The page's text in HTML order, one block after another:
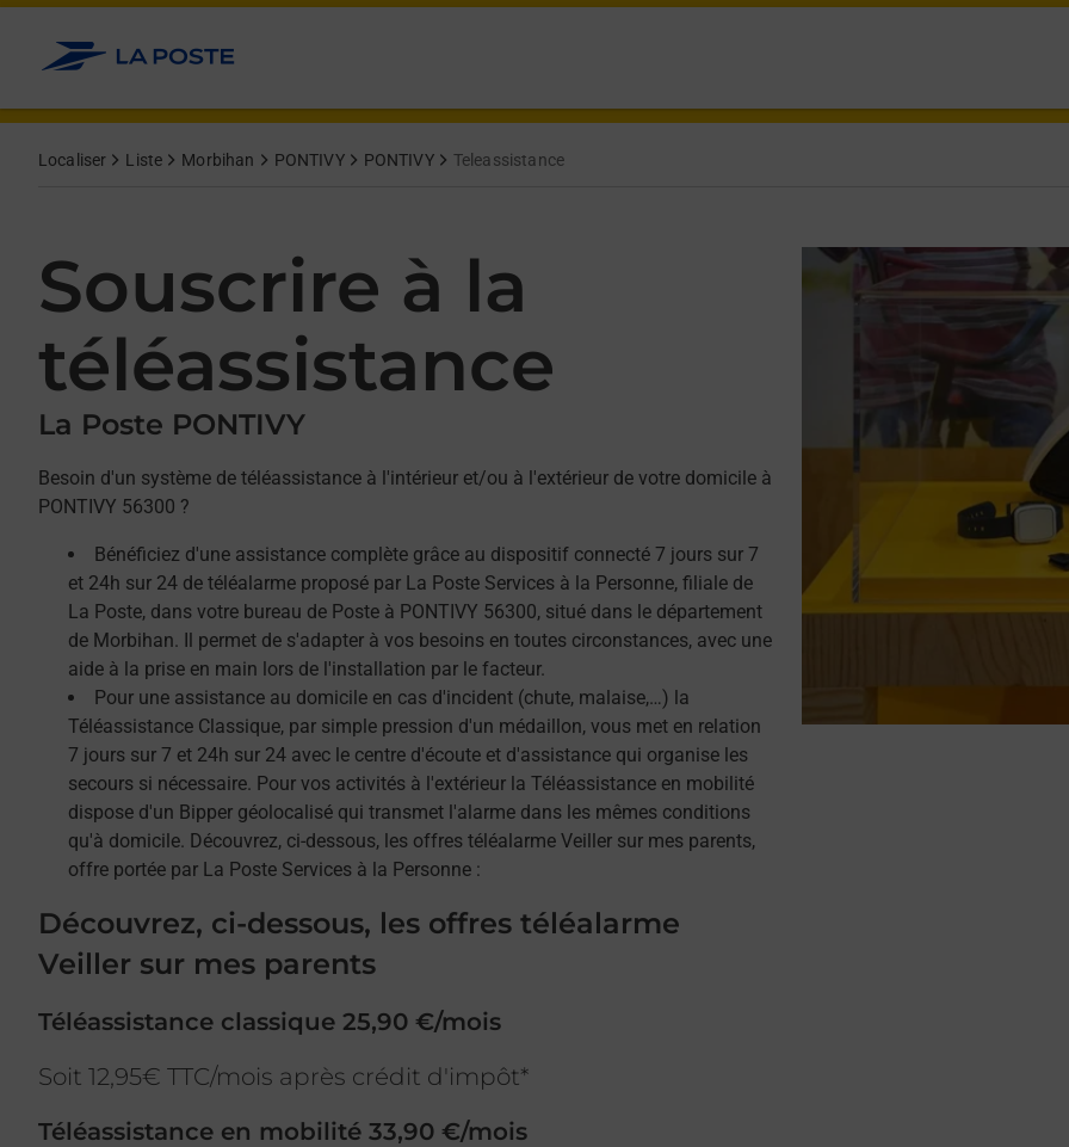
Allez au contenu
Localiser Liste Morbihan PONTIVY PONTIVY Teleassistance
Souscrire à la
téléassistance
La Poste PONTIVY
Besoin d'un système de téléassistance à l'intérieur et/ou à l'extérieur de votre domicile à
PONTIVY 56300 ?
Bénéficiez d'une assistance complète grâce au dispositif connecté 7 jours sur 7
et 24h sur 24 de téléalarme proposé par La Poste Services à la Personne, filiale de
La Poste, dans votre bureau de Poste à PONTIVY 56300, situé dans le département
de Morbihan. Il permet de s'adapter à vos besoins en toutes circonstances, avec une
aide à la prise en main lors de l'installation par le facteur.
Pour une assistance au domicile en cas d'incident (chute, malaise,…) la
Téléassistance Classique, par simple pression d'un médaillon, vous met en relation
7 jours sur 7 et 24h sur 24 avec le centre d'écoute et d'assistance qui organise les
secours si nécessaire. Pour vos activités à l'extérieur la Téléassistance en mobilité
dispose d'un Bipper géolocalisé qui transmet l'alarme dans les mêmes conditions
qu'à domicile. Découvrez, ci-dessous, les offres téléalarme Veiller sur mes parents,
offre portée par La Poste Services à la Personne :
Découvrez, ci-dessous, les offres téléalarme
Veiller sur mes parents
Téléassistance classique 25,90 €/mois
Soit 12,95€ TTC/mois après crédit d'impôt*
Téléassistance en mobilité 33,90 €/mois
Afficher ou masquer la réponse
Afficher ou masquer la réponse
Afficher ou masquer la réponse